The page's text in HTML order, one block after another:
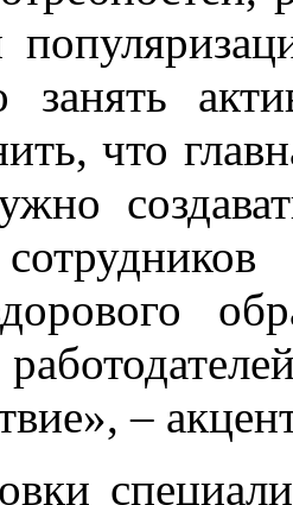
занять
что
–